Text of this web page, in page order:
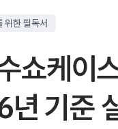
위한 필독서
쇼케이
기준